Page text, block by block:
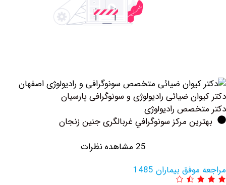
ضیائی رادیولوژی و سونوگرافی پارسیان
رادیولوژی
مرکز سونوگرافي غربالگری جنین زنجان
بیماران 1485